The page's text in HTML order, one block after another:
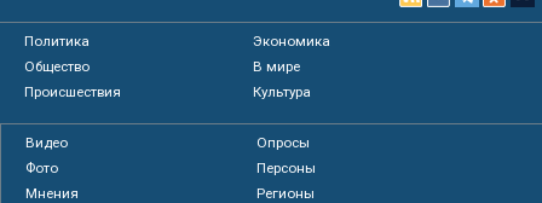
Политика
Экономика
Общество
В мире
Происшествия
Культура
Видео
Опросы
Фото
Персоны
Мнения
Регионы